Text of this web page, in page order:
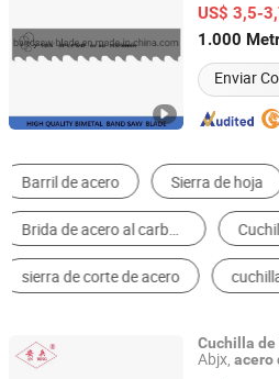
US$ 3,5-
1.000
Enviar
Zhejiang, China
Hoja de sierra de cinta bimetálica
Cuchilla cortadora industrial
Hoja de sierra de cinta TCT
Cuchilla de
Abjx, acero
Maanshan Anbing Import and